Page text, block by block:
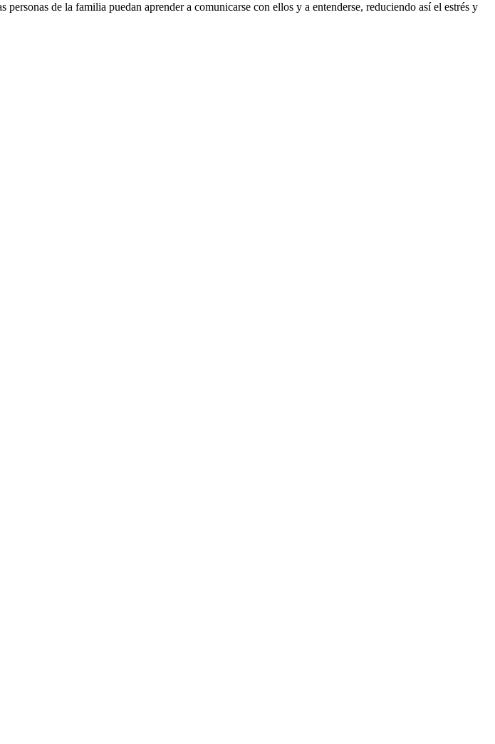
de la familia puedan aprender a comunicarse con ellos y a entenderse, reduciendo así el estrés y